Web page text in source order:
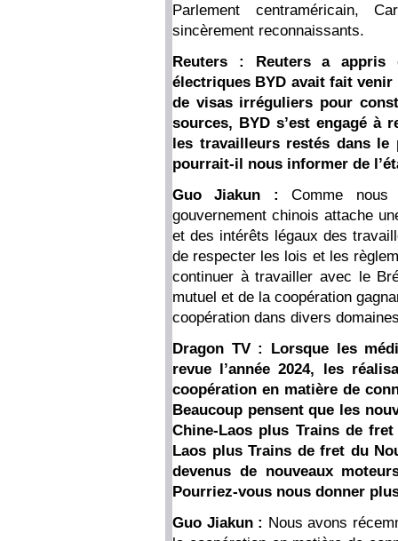
Parlement centraméricain,
sincèrement reconnaissants.
Reuters : Reuters a appris
électriques BYD avait fait
de visas irréguliers pour
sources, BYD s’est engagé
les travailleurs restés dans le
pourrait-il nous informer de
Guo Jiakun : Comme nous
gouvernement chinois attache
et des intérêts légaux des
de respecter les lois et les
continuer à travailler avec le
mutuel et de la coopération
coopération dans divers
Dragon TV : Lorsque les
revue l’année 2024, les
coopération en matière de
Beaucoup pensent que les
Chine-Laos plus Trains de
Laos plus Trains de fret du
devenus de nouveaux
Pourriez-vous nous donner
Guo Jiakun : Nous avons